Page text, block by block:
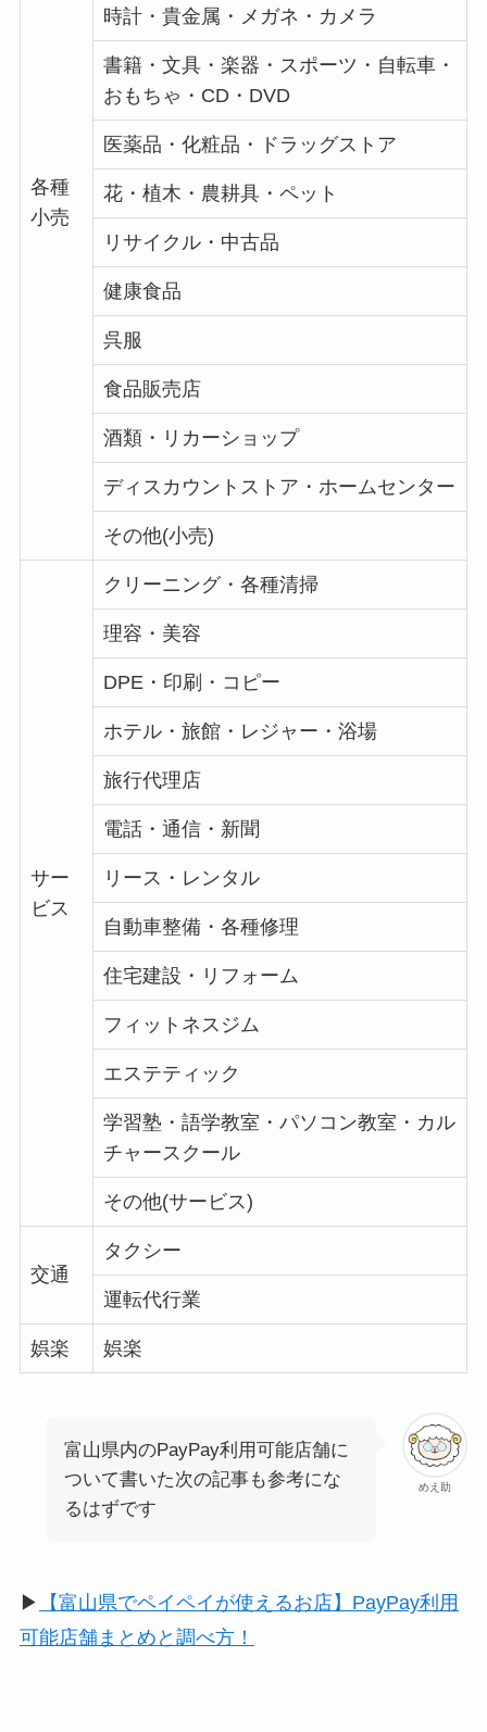
各種
小売
時計・貴金属・メガネ・カメラ
書籍・文具・楽器・スポーツ・自転車・
おもちゃ・CD・DVD
医薬品・化粧品・ドラッグストア
花・植木・農耕具・ペット
リサイクル・中古品
健康食品
呉服
食品販売店
酒類・リカーショップ
ディスカウントストア・ホームセンター
その他(小売)
サー
ビス
クリーニング・各種清掃
理容・美容
DPE・印刷・コピー
ホテル・旅館・レジャー・浴場
旅行代理店
電話・通信・新聞
リース・レンタル
自動車整備・各種修理
住宅建設・リフォーム
フィットネスジム
エステティック
学習塾・語学教室・パソコン教室・カル
チャースクール
その他(サービス)
交通
タクシー
運転代行業
娯楽 娯楽
めえ助
富山県内のPayPay利用可能店舗に
ついて書いた次の記事も参考にな
るはずです
▶︎
【富山県でペイペイが使えるお店】PayPay利用
可能店舗まとめと調べ方！